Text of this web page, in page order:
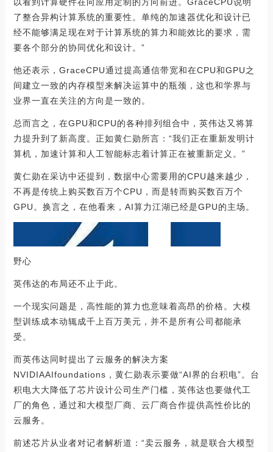
了整合异构计算系统的重要性。单纯的加速器优化和设计已
经不能够满足现在对于计算系统的算力和能效比的要求，需
要各个部分的协同优化和设计。”
他还表示，GraceCPU通过提高通信带宽和在CPU和GPU之
间建立一致的内存模型来解决运算中的瓶颈，这也和学界与
业界一直在关注的方向是一致的。
总而言之，在GPU和CPU的各种排列组合中，英伟达又将算
力提升到了新高度。正如黄仁勋所言：“我们正在重新发明计
算机，加速计算和人工智能标志着计算正在被重新定义。”
黄仁勋在采访中还提到，数据中心需要用的CPU越来越少，
不再是传统上购买数百万个CPU，而是转而购买数百万个
GPU。换言之，在他看来，AI算力江湖已经是GPU的主场。
野心
英伟达的布局还不止于此。
一个现实问题是，高性能的算力也意味着高昂的价格。大模
型训练成本动辄成千上百万美元，并不是所有公司都能承
受。
而英伟达同时提出了云服务的解决方案
NVIDIAAIfoundations，黄仁勋表示要做“AI界的台积电”。台
积电大大降低了芯片设计公司生产门槛，英伟达也要做代工
厂的角色，通过和大模型厂商、云厂商合作提供高性价比的
云服务。
前述芯片从业者对记者解析道：“卖云服务，就是联合大模型